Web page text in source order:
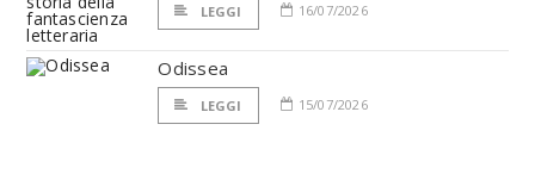
LEGGI 16/07/2026
Odissea
LEGGI 15/07/2026